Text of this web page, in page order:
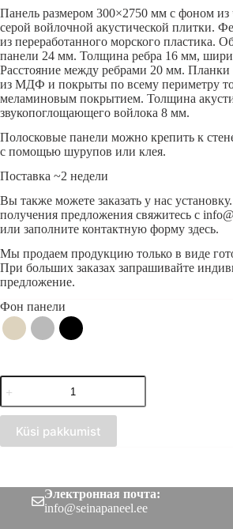
Панель размером 300×2750 мм с фоном из
серой войлочной акустической плитки.
из переработанного морского пластика.
панели 24 мм. Толщина ребра 16 мм,
Расстояние между ребрами 20 мм. Планки
из МДФ и покрыты по всему периметру
меламиновым покрытием. Толщина
звукопоглощающего войлока 8 мм.
Полосковые панели можно крепить к
с помощью шурупов или клея.
Поставка ~2 недели
Вы также можете заказать у нас
получения предложения свяжитесь с
или заполните контактную форму здесь.
Мы продаем продукцию только в виде
При больших заказах запрашивайте
предложение.
Фон панели
Количество
товара
Акустическая
панель
Дуб
Küsi pakkumist
Электронная почта:
info@seinapaneel.ee